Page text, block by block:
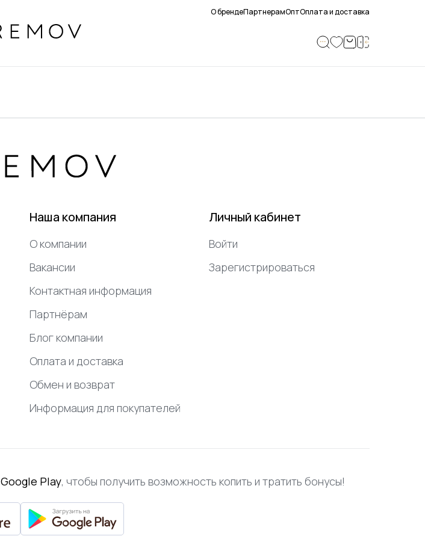
О брендеПартнерамОптОплата и доставка
Наша компания
О компании
Вакансии
Контактная информация
Партнёрам
Блог компании
Оплата и доставка
Обмен и возврат
Информация для покупателей
Личный кабинет
Войти
Зарегистрироваться
Google Play, чтобы получить возможность копить и тратить бонусы!